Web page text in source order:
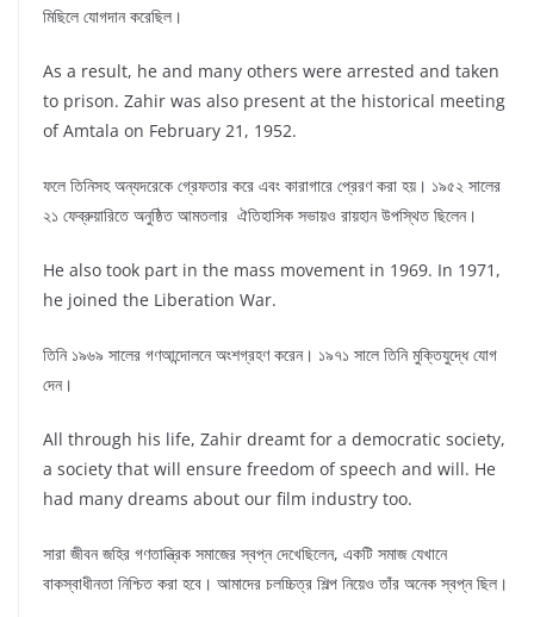
মিছিলে যোগদান করেছিল।
As a result, he and many others were arrested and taken
to prison. Zahir was also present at the historical meeting
of Amtala on February 21, 1952.
ফলে তিনিসহ অন্যদরেকে গ্রেফতার করে এবং কারাগারে প্রেরণ করা হয়। ১৯৫২ সালের
২১ ফেব্রুয়ারিতে অনুষ্ঠিত আমতলার ঐতিহাসিক সভায়ও রায়হান উপস্থিত ছিলেন।
He also took part in the mass movement in 1969. In 1971,
he joined the Liberation War.
তিনি ১৯৬৯ সালের গণআন্দোলনে অংশগ্রহণ করেন। ১৯৭১ সালে তিনি মুক্তিযুদ্ধে যোগ
দেন।
All through his life, Zahir dreamt for a democratic society,
a society that will ensure freedom of speech and will. He
had many dreams about our film industry too.
সারা জীবন জহির গণতান্ত্রিক সমাজের স্বপ্ন দেখেছিলেন, একটি সমাজ যেখানে
বাকস্বাধীনতা নিশ্চিত করা হবে। আমাদের চলচ্চিত্র শিল্প নিয়েও তাঁর অনেক স্বপ্ন ছিল।